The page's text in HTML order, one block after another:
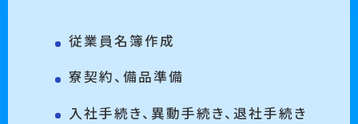
従業員名簿作成
寮契約、備品準備
入社手続き、異動手続き、退社手続き